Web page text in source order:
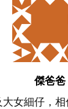
傑爸爸
女細仔，